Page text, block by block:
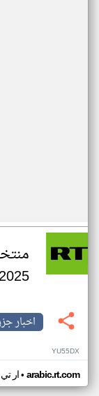
2025 من دور المجموعات
اخبار
YU55DX
ار• arabic.rt.com